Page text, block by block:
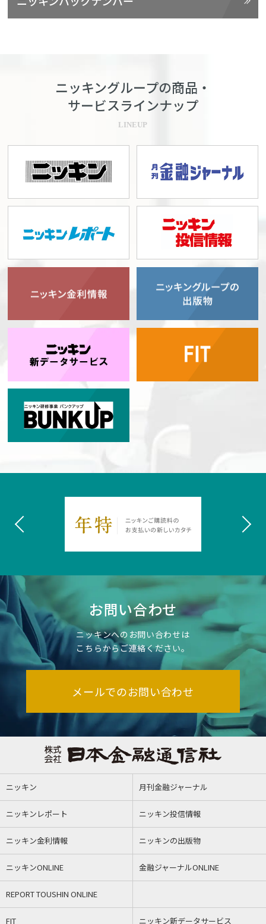
ニッキングループの商品・
サービスラインナップ
LINEUP
お問い合わせ
ニッキンへのお問い合わせは
こちらからご連絡ください。
メールでのお問い合わせ
ニッキン 月刊金融ジャーナル
ニッキンレポート ニッキン投信情報
ニッキン金利情報 ニッキンの出版物
ニッキンONLINE 金融ジャーナルONLINE
REPORT TOUSHIN ONLINE
FIT ニッキン新データサービス